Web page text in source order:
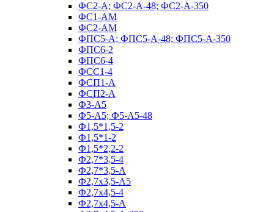
ФС2-А; ФС2-А-48; ФС2-А-350
ФС1-АМ
ФС2-АМ
ФПС5-А; ФПС5-А-48; ФПС5-А-350
ФПС6-2
ФПС6-4
ФСС1-4
ФСП1-А
ФСП2-А
Ф3-А5
Ф5-А5; Ф5-А5-48
Ф1,5*1,5-2
Ф1,5*1-2
Ф1,5*2,2-2
Ф2,7*3,5-4
Ф2,7*3,5-А
Ф2,7х3,5-А5
Ф2,7х4,5-4
Ф2,7х4,5-А